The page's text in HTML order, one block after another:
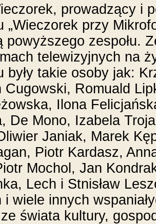
prowadzący i
„Wieczorek przy
powyższego zespołu.
telewizyjnych na
były takie osoby jak:
Cugowski, Romuald
Ilona
De Mono, Izabela
Janiak, Marek
Piotr Kardasz,
Mochol, Jan
Lech i Stnisław
i wiele innych
świata kultury,